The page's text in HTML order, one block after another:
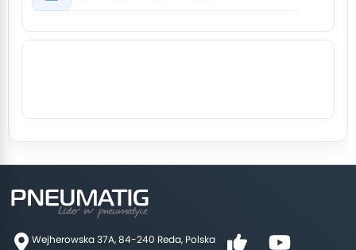
Wejherowska 37A, 84-240 Reda, Polska